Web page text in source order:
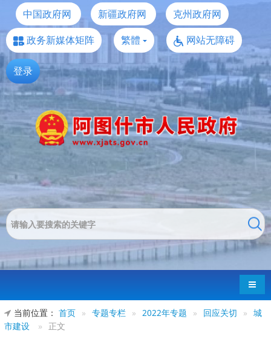
中国政府网 新疆政府网
克州政府网
政务新媒体矩阵
繁體 网站无障碍
登录
导航
当前位置： 首页 » 专题专栏 » 2022年专题 » 回应关切 » 城
市建设
» 正文